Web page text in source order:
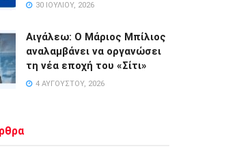
30 ΙΟΥΛΊΟΥ, 2026
Αιγάλεω: Ο Μάριος Μπίλιος
αναλαμβάνει να οργανώσει
τη νέα εποχή του «Σίτι»
4 ΑΥΓΟΎΣΤΟΥ, 2026